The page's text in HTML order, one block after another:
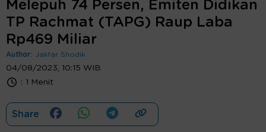
Melepuh 74 Persen, Emiten Didikan
TP Rachmat (TAPG) Raup Laba
Rp469 Miliar
Author: Jakfar Shodik
04/08/2023, 10:15 WIB
: 1 Menit
Share